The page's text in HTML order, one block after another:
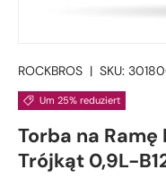
ROCKBROS | SKU:
Um 25% reduziert
Torba na
Trójkąt 0,9L-